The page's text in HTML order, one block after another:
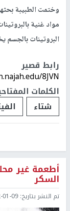
وختمت الطبيبة
مواد غنية
البروتينات
رابط قصير
8JVN/
الكلمات
شتاء
أطعمة غير
السكر
تم النشر بتاريخ: 09 10:31